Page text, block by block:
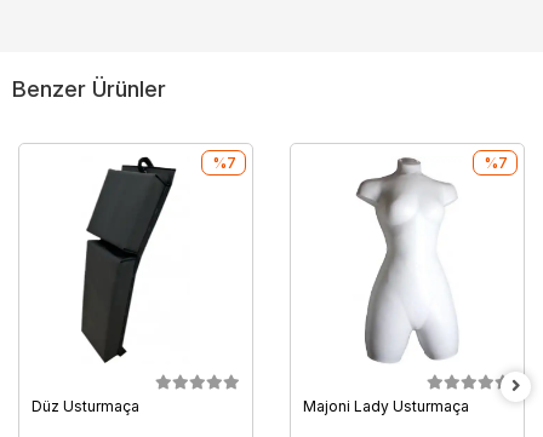
Benzer Ürünler
Düz Usturmaça
%7
Majoni Lady Usturmaça
%7